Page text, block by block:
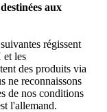
aux
régissent
et les
des produits via
ne reconnaissons
de nos conditions
l'allemand.